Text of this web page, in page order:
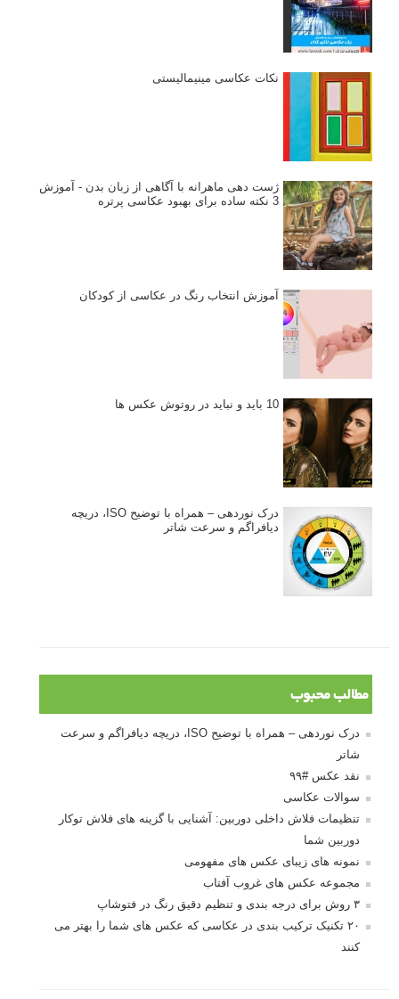
نکات عکاسی مینیمالیستی
ژست دهی ماهرانه با آگاهی از زبان بدن - آموزش
3 نکته ساده برای بهبود عکاسی پرتره
آموزش انتخاب رنگ در عکاسی از کودکان
10 باید و نباید در روتوش عکس ها
درک نوردهی – همراه با توضیح ISO، دریچه
دیافراگم و سرعت شاتر
مطالب محبوب
درک نوردهی – همراه با توضیح ISO، دریچه دیافراگم و سرعت
شاتر
نقد عکس #۹۹
سوالات عکاسی
تنظیمات فلاش داخلی دوربین: آشنایی با گزینه های فلاش توکار
دوربین شما
نمونه های زیبای عکس های مفهومی
مجموعه عکس های غروب آفتاب
۳ روش برای درجه بندی و تنظیم دقیق رنگ در فتوشاپ
۲۰ تکنیک ترکیب بندی در عکاسی که عکس های شما را بهتر می
کنند